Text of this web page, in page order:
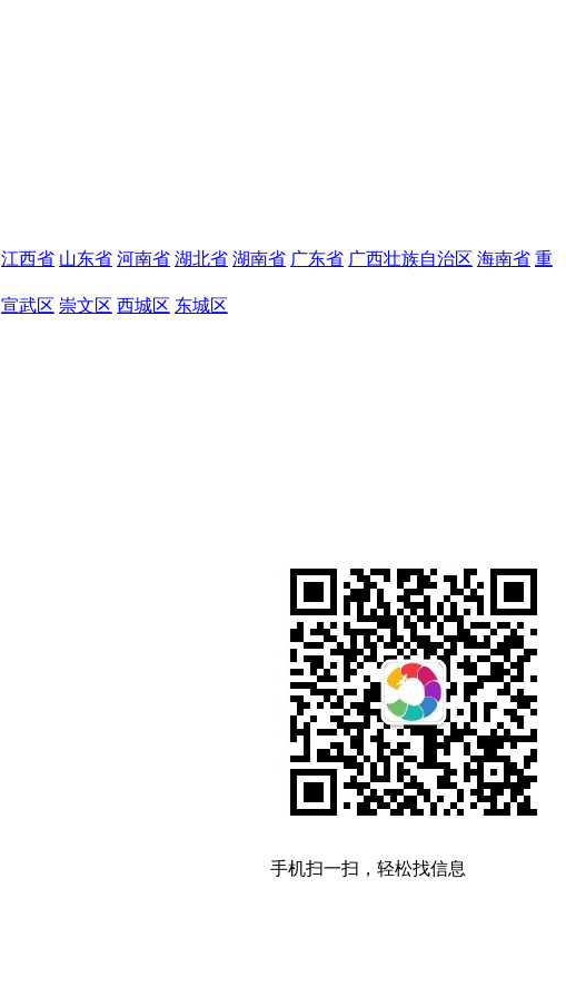
江西省 山东省 河南省 湖北省 湖南省 广东省 广西壮族自治区 海南省 重
宣武区 崇文区 西城区 东城区
手机扫一扫，轻松找信息